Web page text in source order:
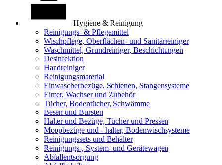
Hygiene & Reinigung
Reinigungs- & Pflegemittel
Wischpflege, Oberflächen- und Sanitärreiniger
Waschmittel, Grundreiniger, Beschichtungen
Desinfektion
Handreiniger
Reinigungsmaterial
Einwascherbezüge, Schienen, Stangensysteme
Eimer, Wachser und Zubehör
Tücher, Bodentücher, Schwämme
Besen und Bürsten
Halter und Bezüge, Tücher und Pressen
Moppbezüge und - halter, Bodenwischsysteme
Reinigungssets und Behälter
Reinigungs-, System- und Gerätewagen
Abfallentsorgung